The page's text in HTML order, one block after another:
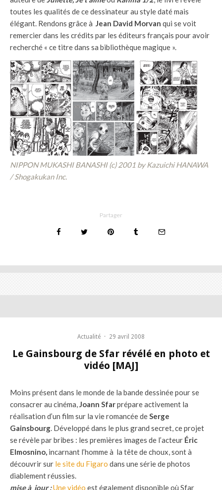
toutes les qualités de ce dessinateur au style daté mais
élégant. Rendons grâce à Jean David Morvan qui se voit
remercier dans les crédits par les éditeurs français pour avoir
recherché « ce titre dans sa bibliothèque magique ».
NIPPON MUKASHI BANASHI (c) 2001 by Kazuichi HANAWA
/ Shogakukan Inc.
Partager
Actualité · 29 avril 2008
Le Gainsbourg de Sfar révélé en photo et
vidéo [MAJ]
Moins présent dans le monde de la bande dessinée pour se
consacrer au cinéma,Joann Sfarprépare activement la
réalisation d’un film sur la vie romancée deSerge
Gainsbourg. Développé dans le plus grand secret, ce projet
se révèle par bribes : les premières images de l’acteur Éric
Elmosnino, incarnant l’homme à la tête de choux, sont à
découvrir sur le site du Figaro dans une série de photos
diablement réussies.
mise à jour :Une vidéo est également disponible où Sfar